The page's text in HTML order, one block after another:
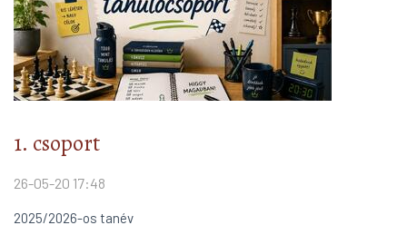
1. csoport
26-05-20 17:48
2025/2026-os tanév